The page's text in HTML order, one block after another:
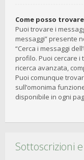
Come posso
Puoi trovare i
messaggi” presente
“Cerca i messaggi
profilo. Puoi cercare i
ricerca avanzata,
Puoi comunque
sull’omonima
disponibile in ogni
Sottoscrizioni